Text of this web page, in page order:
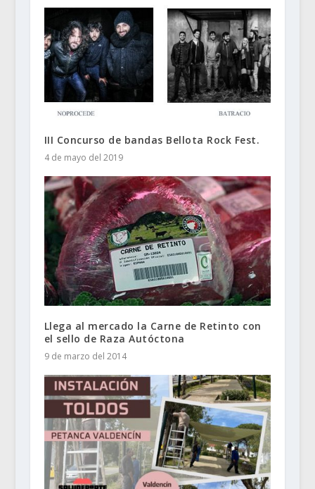
III Concurso de bandas Bellota Rock Fest.
4 de mayo del 2019
Llega al mercado la Carne de Retinto con
el sello de Raza Autóctona
9 de marzo del 2014